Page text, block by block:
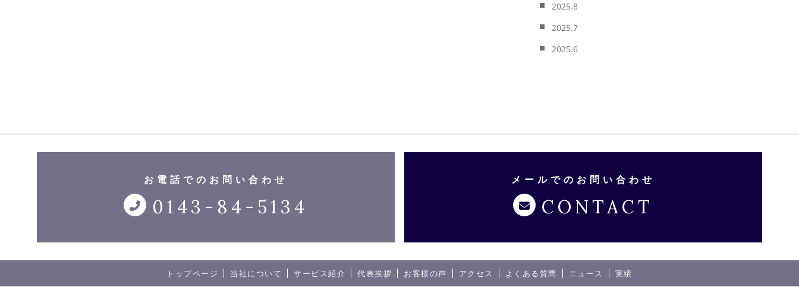
2025.8
2025.7
2025.6
お電話でのお問い合わせ
0143-84-5134
メールでのお問い合わせ
CONTACT
トップページ 当社について サービス紹介 代表挨拶 お客様の声 アクセス よくある質問 ニュース 実績